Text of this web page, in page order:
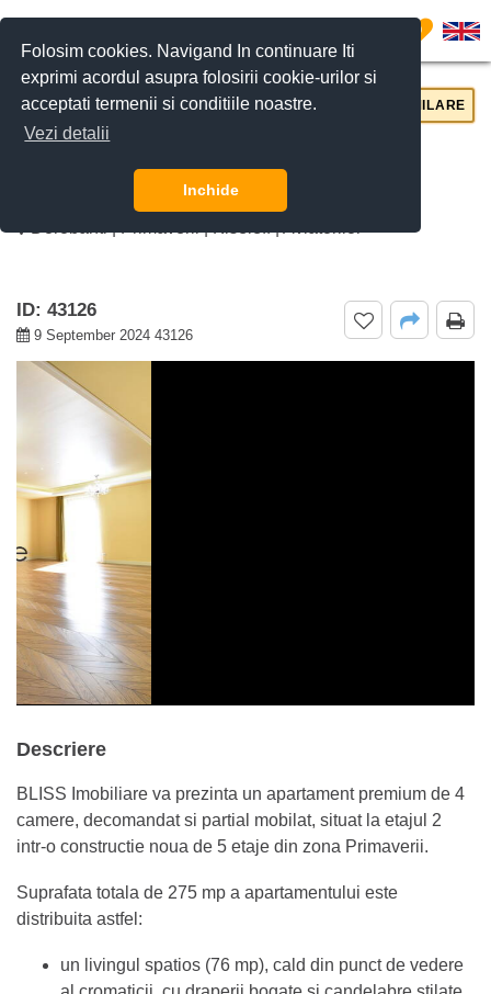
Folosim cookies. Navigand In continuare Iti
exprimi acordul asupra folosirii cookie-urilor si
acceptati termenii si conditiile noastre.
Vezi detalii
Inchide
0
Primaverii, Bucuresti
ID: 43126
9 September 2024 43126
Descriere
BLISS Imobiliare va prezinta un apartament premium de 4
camere, decomandat si partial mobilat, situat la etajul 2
intr-o constructie noua de 5 etaje din zona Primaverii.
Suprafata totala de 275 mp a apartamentului este
distribuita astfel:
un livingul spatios (76 mp), cald din punct de vedere
CERE DETALII SUNĂ-NE SIMILARE